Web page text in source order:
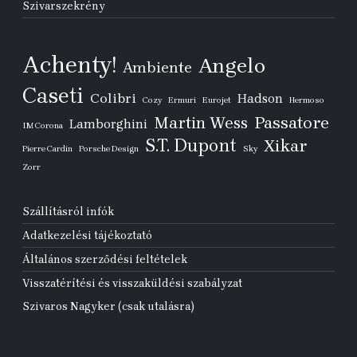
Szivarszekrény
Achenty! Ambiente Angelo
Caseti Colibri Cozy Ermuri Eurojet Hadson Hermoso
IM Corona Lamborghini Martin Wess Passatore
Pierre Cardin Porsche Design S.T. Dupont Sky Xikar
Zorr
Szállításról infók
Adatkezelési tájékoztató
Általános szerződési feltételek
Visszatérítési és visszaküldési szabályzat
Szivaros Nagyker (csak utalásra)